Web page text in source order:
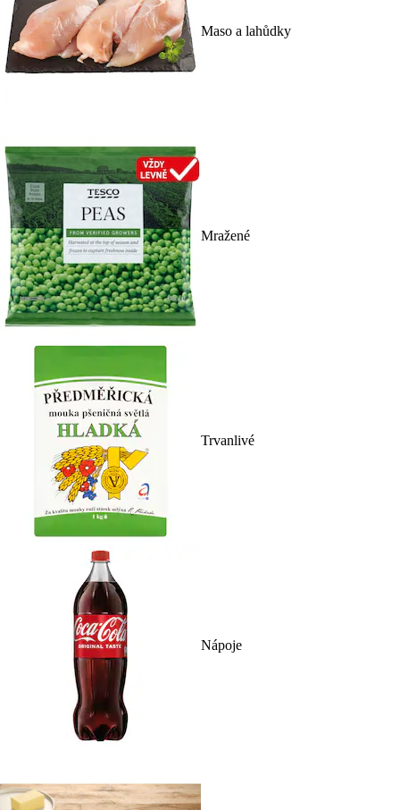
Maso a lahůdky
Mražené
Trvanlivé
Nápoje